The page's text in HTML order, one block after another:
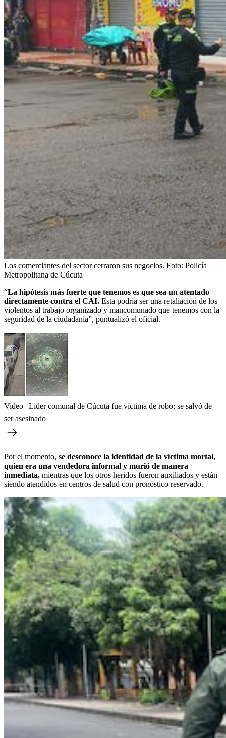
Los comerciantes del sector cerraron sus negocios. Foto: Policía
Metropolitana de Cúcuta
“La hipótesis más fuerte que tenemos es que sea un atentado
directamente contra el CAI. Esta podría ser una retaliación de los
violentos al trabajo organizado y mancomunado que tenemos con la
seguridad de la ciudadanía”, puntualizó el oficial.
Video | Líder comunal de Cúcuta fue víctima de robo; se salvó de
ser asesinado
Por el momento, se desconoce la identidad de la víctima mortal,
quien era una vendedora informal y murió de manera
inmediata, mientras que los otros heridos fueron auxiliados y están
siendo atendidos en centros de salud con pronóstico reservado.